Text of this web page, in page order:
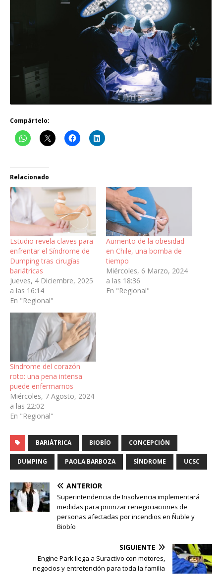
Compártelo:
Relacionado
Estudio revela claves para
enfrentar el Síndrome de
Dumping tras cirugías
bariátricas
Jueves, 4 Diciembre, 2025
a las 16:14
En "Regional"
Aumento de la obesidad
en Chile, una bomba de
tiempo
Miércoles, 6 Marzo, 2024
a las 18:36
En "Regional"
Síndrome del corazón
roto: una pena intensa
puede enfermarnos
Miércoles, 7 Agosto, 2024
a las 22:02
En "Regional"
BARIÁTRICA BIOBÍO CONCEPCIÓN
DUMPING PAOLA BARBOZA SÍNDROME UCSC
ANTERIOR
Superintendencia de Insolvencia implementará
medidas para priorizar renegociaciones de
personas afectadas por incendios en Ñuble y
Biobío
SIGUIENTE
Engine Park llega a Suractivo con motores,
negocios y entretención para toda la familia